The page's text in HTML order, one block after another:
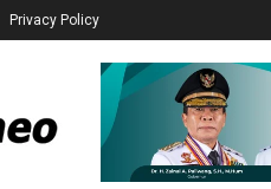
Privacy Policy